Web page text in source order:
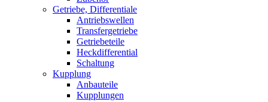
Getriebe, Differentiale
Antriebswellen
Transfergetriebe
Getriebeteile
Heckdifferential
Schaltung
Kupplung
Anbauteile
Kupplungen